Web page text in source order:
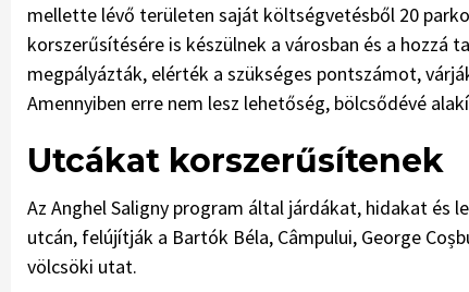
mellette lévő területen saját költségvetésből 20
korszerűsítésére is készülnek a városban és a
megpályázták, elérték a szükséges pontszámot,
Amennyiben erre nem lesz lehetőség, bölcsődévé
Utcákat korszerűsítenek
Az Anghel Saligny program által járdákat, hidakat és
utcán, felújítják a Bartók Béla, Câmpului, George
völcsöki utat.